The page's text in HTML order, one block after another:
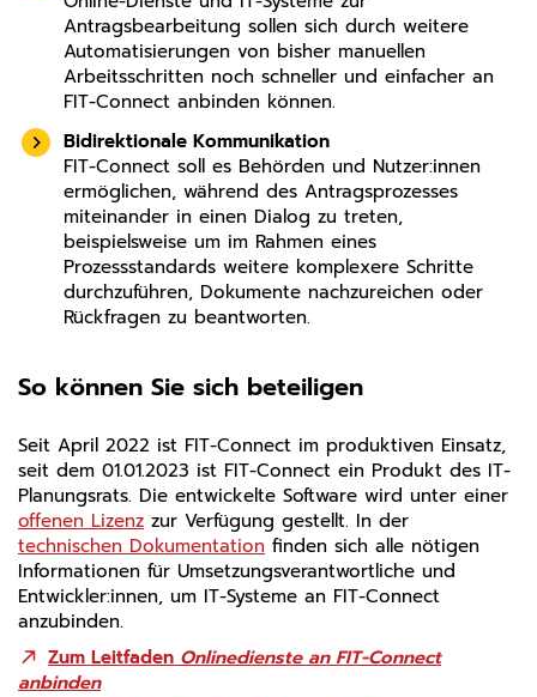
Antragsbearbeitung sollen sich durch weitere
Automatisierungen von bisher manuellen
Arbeitsschritten noch schneller und einfacher an
FIT-Connect anbinden können.
Bidirektionale Kommunikation
FIT-Connect soll es Behörden und Nutzer:innen
ermöglichen, während des Antragsprozesses
miteinander in einen Dialog zu treten,
beispielsweise um im Rahmen eines
Prozessstandards weitere komplexere Schritte
durchzuführen, Dokumente nachzureichen oder
Rückfragen zu beantworten.
So können Sie sich beteiligen
Seit April 2022 ist FIT-Connect im produktiven Einsatz,
seit dem 01.01.2023 ist FIT-Connect ein Produkt des IT-
Planungsrats. Die entwickelte Software wird unter einer
offenen Lizenz zur Verfügung gestellt. In der
technischen Dokumentation finden sich alle nötigen
Informationen für Umsetzungsverantwortliche und
Entwickler:innen, um IT-Systeme an FIT-Connect
anzubinden.
Zum Leitfaden Onlinedienste an FIT-Connect
anbinden